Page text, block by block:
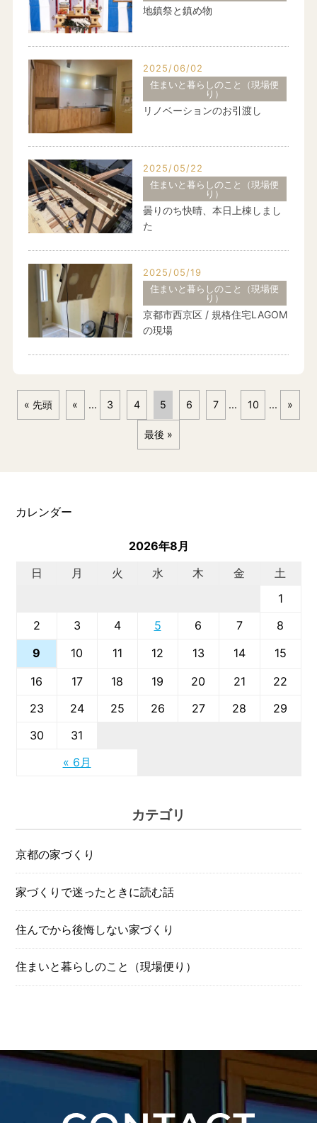
地鎮祭と鎮め物
2025/06/02
住まいと暮らしのこと（現場便
り）
リノベーションのお引渡し
2025/05/22
住まいと暮らしのこと（現場便
り）
曇りのち快晴、本日上棟しまし
た
2025/05/19
住まいと暮らしのこと（現場便
り）
京都市西京区 / 規格住宅LAGOM
の現場
« 先頭 « ... 3 4 5 6 7 ... 10 ... »
最後 »
カレンダー
2026年8月
日
月 火 水 木 金 土
« 6月
1
2
3 4 5 6 7
8
9
10 11 12 13 14
15
16
17 18 19 20 21
22
23
24 25 26 27 28
29
30
31
カテゴリ
京都の家づくり
家づくりで迷ったときに読む話
住んでから後悔しない家づくり
住まいと暮らしのこと（現場便り）